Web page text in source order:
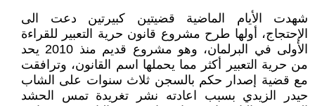
شهدت الأيام الماضية قضيتين كبيرتين دعت الى
الإحتجاج، أولها طرح مشروع قانون حرية التعبير للقراءة
الأولى في البرلمان، وهو مشروع قديم منذ 2010 يحد
من حرية التعبير أكثر مما يحملها اسم القانون، وترافقت
مع قضية إصدار حكم بالسجن ثلاث سنوات على الشاب
حيدر الزيدي بسبب اعادته نشر تغريدة تمس الحشد